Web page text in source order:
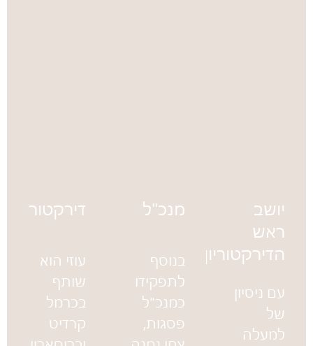
יושב
ראש
הדירקטוריון
עם ניסיון
למעלה
מנכ"ל
בנוסף
לתפקידו
כמנכ"ל
פסגות,
דירקטור
עוזי הוא
שותף
בכרמל
קרדיט